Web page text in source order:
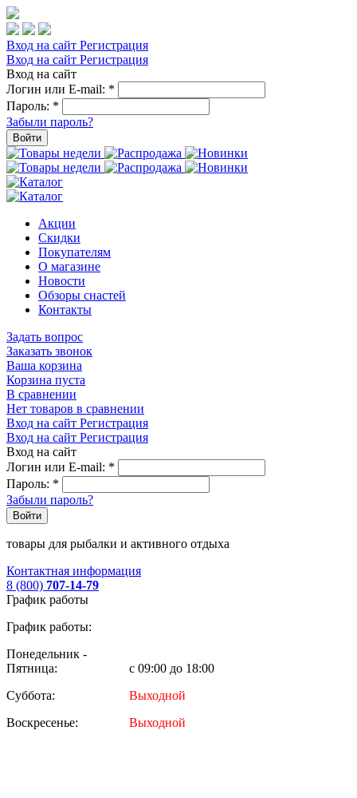
Вход на сайт Регистрация
Вход на сайт Регистрация
Вход на сайт
Логин или E-mail: *
Пароль: *
Забыли пароль?
Войти
Акции
Скидки
Покупателям
О магазине
Новости
Обзоры снастей
Контакты
Задать вопрос
Заказать звонок
Ваша корзина
Корзина пуста
В сравнении
Нет товаров в сравнении
Вход на сайт Регистрация
Вход на сайт Регистрация
Вход на сайт
Логин или E-mail: *
Пароль: *
Забыли пароль?
Войти
товары для рыбалки и активного отдыха
Контактная информация
8 (800) 707-14-79
График работы
График работы:
Понедельник -
Пятница:
с 09:00 до 18:00
Суббота:
Выходной
Воскресенье:
Выходной